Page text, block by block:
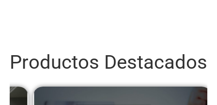
Productos Destacados